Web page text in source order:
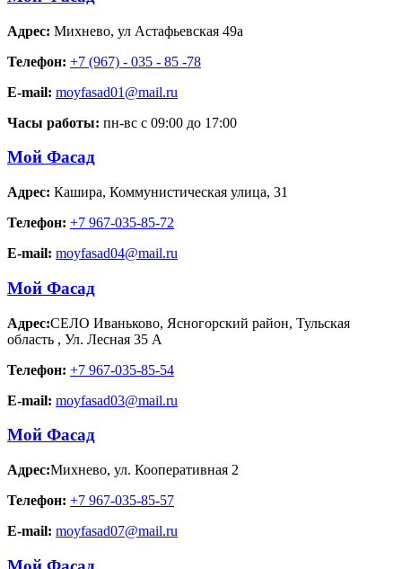
Адрес: Михнево, ул Астафьевская 49а
Телефон: +7 (967) - 035 - 85 -78
E-mail: moyfasad01@mail.ru
Часы работы: пн-вс с 09:00 до 17:00
Мой Фасад
Адрес: Кашира, Коммунистическая улица, 31
Телефон: +7 967-035-85-72
E-mail: moyfasad04@mail.ru
Мой Фасад
Адрес:СЕЛО Иваньково, Ясногорский район, Тульская
область , Ул. Лесная 35 А
Телефон: +7 967-035-85-54
E-mail: moyfasad03@mail.ru
Мой Фасад
Адрес:Михнево, ул. Кооперативная 2
Телефон: +7 967-035-85-57
E-mail: moyfasad07@mail.ru